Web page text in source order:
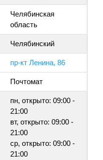
Челябинская
область
Челябинский
пр-кт Ленина, 86
Почтомат
пн, открыто: 09:00 -
21:00
вт, открыто: 09:00 -
21:00
ср, открыто: 09:00 -
21:00